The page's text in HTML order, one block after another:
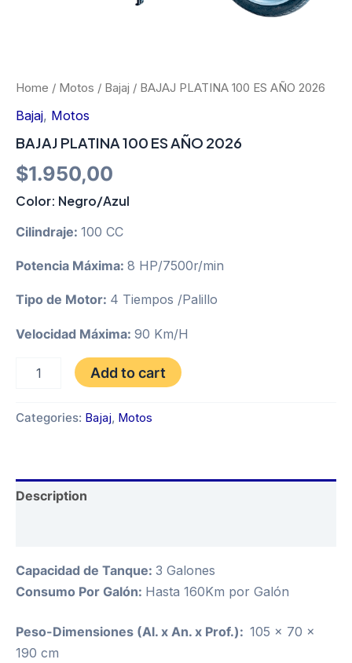
Home / Motos / Bajaj / BAJAJ PLATINA 100 ES AÑO 2026
Bajaj, Motos
BAJAJ PLATINA 100 ES AÑO 2026
$1.950,00
Color: Negro/Azul
Cilindraje: 100 CC
Potencia Máxima: 8 HP/7500r/min
Tipo de Motor: 4 Tiempos /Palillo
Velocidad Máxima: 90 Km/H
PLATINA
ES
Add to cart
Categories: Bajaj, Motos
Description
Capacidad de Tanque: 3 Galones
Consumo Por Galón: Hasta 160Km por Galón
Peso-Dimensiones (Al. x An. x Prof.): 105 x 70 x
190 cm